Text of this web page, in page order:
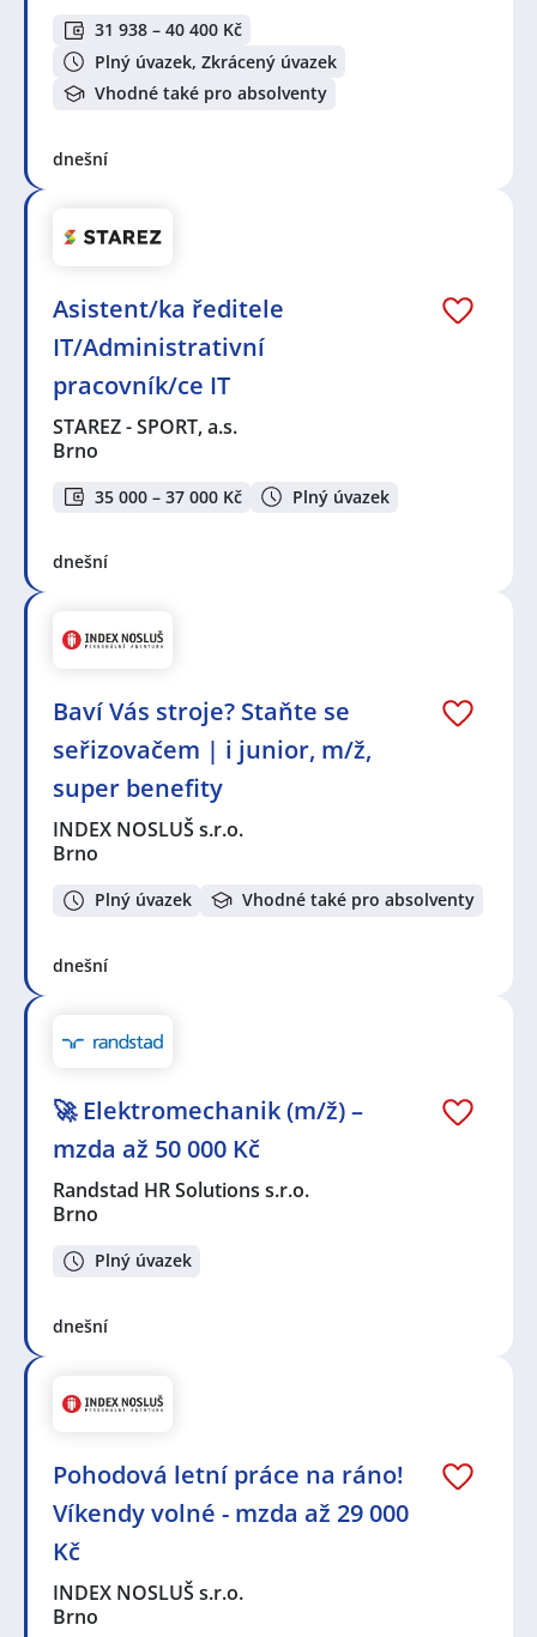
31 938 – 40 400 Kč
Plný úvazek, Zkrácený úvazek
Vhodné také pro absolventy
dnešní
Asistent/ka ředitele
IT/Administrativní
pracovník/ce IT
STAREZ - SPORT, a.s.
Brno
35 000 – 37 000 Kč Plný úvazek
dnešní
Baví Vás stroje? Staňte se
seřizovačem | i junior, m/ž,
super benefity
INDEX NOSLUŠ s.r.o.
Brno
Plný úvazek Vhodné také pro absolventy
dnešní
🚀 Elektromechanik (m/ž) –
mzda až 50 000 Kč
Randstad HR Solutions s.r.o.
Brno
Plný úvazek
dnešní
Pohodová letní práce na ráno!
Víkendy volné - mzda až 29 000
Kč
INDEX NOSLUŠ s.r.o.
Brno